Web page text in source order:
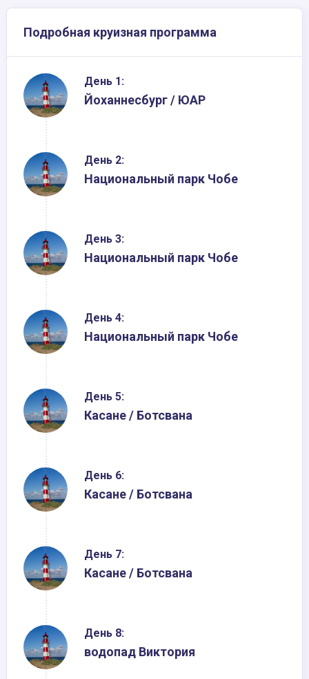
Подробная круизная программа
День 1:
Йоханнесбург / ЮАР
День 2:
Национальный парк Чобе
День 3:
Национальный парк Чобе
День 4:
Национальный парк Чобе
День 5:
Касане / Ботсвана
День 6:
Касане / Ботсвана
День 7:
Касане / Ботсвана
День 8:
водопад Виктория